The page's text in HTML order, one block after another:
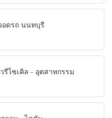
อดรถ นนทบุรี
รีไซเคิล - อุตสาหกรรม